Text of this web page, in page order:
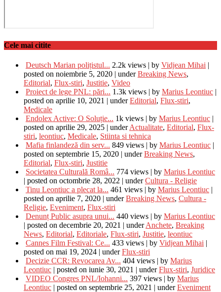
Cele mai citite
Deutsch Marian polițistul... 2.2k views | by Vidjean Mihai |
posted on noiembrie 5, 2020 | underBreaking News,
Editorial, Flux-stiri, Justitie, Video
Proiect de lege PNL: pări... 1.3k views | by Marius Leontiuc |
posted on aprilie 10, 2021 | underEditorial, Flux-stiri,
Medicale
Endolex Active: O Soluție... 1k views | by Marius Leontiuc |
posted on aprilie 29, 2025 | underActualitate, Editorial, Flux-
stiri, leontiuc, Medicale, Stiinta si tehnica
Mafia finlandeză din serv... 849 views | by Marius Leontiuc |
posted on septembrie 15, 2020 | underBreaking News,
Editorial, Flux-stiri, Justitie
Societatea Culturală Româ... 774 views | by Marius Leontiuc
| posted on octombrie 28, 2022 | underCultura - Religie
Tinu Leontiuc a plecat la... 461 views | by Marius Leontiuc |
posted on aprilie 7, 2020 | underBreaking News, Cultura -
Religie, Eveniment, Flux-stiri
Denunț Public asupra unui... 440 views | by Marius Leontiuc
| posted on decembrie 20, 2021 | underAnchete, Breaking
News, Editorial, Editoriale, Flux-stiri, Justitie, leontiuc
Cannes Film Festival: Ce... 433 views | by Vidjean Mihai |
posted on mai 19, 2024 | underFlux-stiri
Decizie CCR: Revocarea Av... 404 views | by Marius
Leontiuc | posted on iunie 30, 2021 | underFlux-stiri, Juridice
VIDEO Congres PNL/Iohanni... 397 views | by Marius
Leontiuc | posted on septembrie 25, 2021 | underEveniment